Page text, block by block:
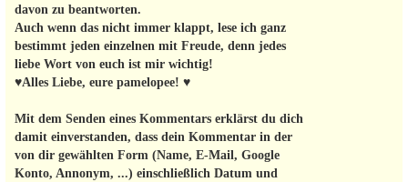
davon zu beantworten.
Auch wenn das nicht immer klappt, lese ich ganz
bestimmt jeden einzelnen mit Freude, denn jedes
liebe Wort von euch ist mir wichtig!
♥Alles Liebe, eure pamelopee! ♥
Mit dem Senden eines Kommentars erklärst du dich
damit einverstanden, dass dein Kommentar in der
von dir gewählten Form (Name, E-Mail, Google
Konto, Annonym, ...) einschließlich Datum und